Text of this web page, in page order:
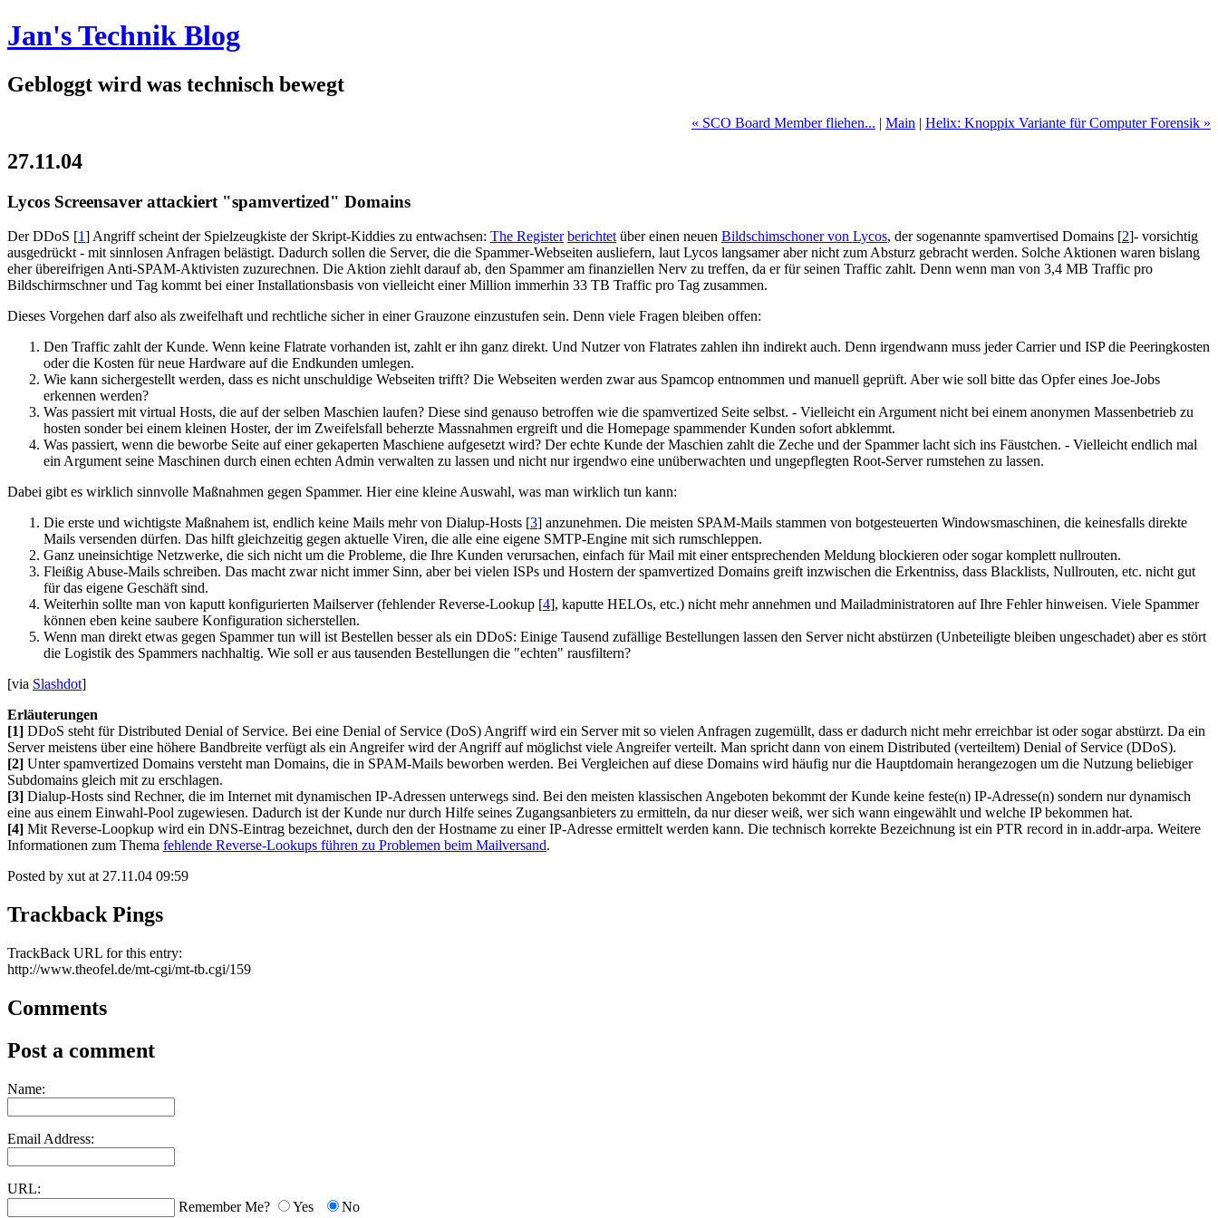
Jan's Technik Blog
Gebloggt wird was technisch bewegt
« SCO Board Member fliehen... | Main | Helix: Knoppix Variante für Computer Forensik »
27.11.04
Lycos Screensaver attackiert "spamvertized" Domains
Der DDoS [1] Angriff scheint der Spielzeugkiste der Skript-Kiddies zu entwachsen: The Register berichtet über einen neuen Bildschimschoner von Lycos, der sogenannte spamvertised Domains [2]- vorsichtig
ausgedrückt - mit sinnlosen Anfragen belästigt. Dadurch sollen die Server, die die Spammer-Webseiten ausliefern, laut Lycos langsamer aber nicht zum Absturz gebracht werden. Solche Aktionen waren bislang
eher übereifrigen Anti-SPAM-Aktivisten zuzurechnen. Die Aktion ziehlt darauf ab, den Spammer am finanziellen Nerv zu treffen, da er für seinen Traffic zahlt. Denn wenn man von 3,4 MB Traffic pro
Bildschirmschner und Tag kommt bei einer Installationsbasis von vielleicht einer Million immerhin 33 TB Traffic pro Tag zusammen.
Dieses Vorgehen darf also als zweifelhaft und rechtliche sicher in einer Grauzone einzustufen sein. Denn viele Fragen bleiben offen:
Den Traffic zahlt der Kunde. Wenn keine Flatrate vorhanden ist, zahlt er ihn ganz direkt. Und Nutzer von Flatrates zahlen ihn indirekt auch. Denn irgendwann muss jeder Carrier und ISP die Peeringkosten
oder die Kosten für neue Hardware auf die Endkunden umlegen.
Wie kann sichergestellt werden, dass es nicht unschuldige Webseiten trifft? Die Webseiten werden zwar aus Spamcop entnommen und manuell geprüft. Aber wie soll bitte das Opfer eines Joe-Jobs
erkennen werden?
Was passiert mit virtual Hosts, die auf der selben Maschien laufen? Diese sind genauso betroffen wie die spamvertized Seite selbst. - Vielleicht ein Argument nicht bei einem anonymen Massenbetrieb zu
hosten sonder bei einem kleinen Hoster, der im Zweifelsfall beherzte Massnahmen ergreift und die Homepage spammender Kunden sofort abklemmt.
Was passiert, wenn die beworbe Seite auf einer gekaperten Maschiene aufgesetzt wird? Der echte Kunde der Maschien zahlt die Zeche und der Spammer lacht sich ins Fäustchen. - Vielleicht endlich mal
ein Argument seine Maschinen durch einen echten Admin verwalten zu lassen und nicht nur irgendwo eine unüberwachten und ungepflegten Root-Server rumstehen zu lassen.
Dabei gibt es wirklich sinnvolle Maßnahmen gegen Spammer. Hier eine kleine Auswahl, was man wirklich tun kann:
Die erste und wichtigste Maßnahem ist, endlich keine Mails mehr von Dialup-Hosts [3] anzunehmen. Die meisten SPAM-Mails stammen von botgesteuerten Windowsmaschinen, die keinesfalls direkte
Mails versenden dürfen. Das hilft gleichzeitig gegen aktuelle Viren, die alle eine eigene SMTP-Engine mit sich rumschleppen.
Ganz uneinsichtige Netzwerke, die sich nicht um die Probleme, die Ihre Kunden verursachen, einfach für Mail mit einer entsprechenden Meldung blockieren oder sogar komplett nullrouten.
Fleißig Abuse-Mails schreiben. Das macht zwar nicht immer Sinn, aber bei vielen ISPs und Hostern der spamvertized Domains greift inzwischen die Erkentniss, dass Blacklists, Nullrouten, etc. nicht gut
für das eigene Geschäft sind.
Weiterhin sollte man von kaputt konfigurierten Mailserver (fehlender Reverse-Lookup [4], kaputte HELOs, etc.) nicht mehr annehmen und Mailadministratoren auf Ihre Fehler hinweisen. Viele Spammer
können eben keine saubere Konfiguration sicherstellen.
Wenn man direkt etwas gegen Spammer tun will ist Bestellen besser als ein DDoS: Einige Tausend zufällige Bestellungen lassen den Server nicht abstürzen (Unbeteiligte bleiben ungeschadet) aber es stört
die Logistik des Spammers nachhaltig. Wie soll er aus tausenden Bestellungen die "echten" rausfiltern?
[via Slashdot]
Erläuterungen
[1] DDoS steht für Distributed Denial of Service. Bei eine Denial of Service (DoS) Angriff wird ein Server mit so vielen Anfragen zugemüllt, dass er dadurch nicht mehr erreichbar ist oder sogar abstürzt. Da ein
Server meistens über eine höhere Bandbreite verfügt als ein Angreifer wird der Angriff auf möglichst viele Angreifer verteilt. Man spricht dann von einem Distributed (verteiltem) Denial of Service (DDoS).
[2] Unter spamvertized Domains versteht man Domains, die in SPAM-Mails beworben werden. Bei Vergleichen auf diese Domains wird häufig nur die Hauptdomain herangezogen um die Nutzung beliebiger
Subdomains gleich mit zu erschlagen.
[3] Dialup-Hosts sind Rechner, die im Internet mit dynamischen IP-Adressen unterwegs sind. Bei den meisten klassischen Angeboten bekommt der Kunde keine feste(n) IP-Adresse(n) sondern nur dynamisch
eine aus einem Einwahl-Pool zugewiesen. Dadurch ist der Kunde nur durch Hilfe seines Zugangsanbieters zu ermitteln, da nur dieser weiß, wer sich wann eingewählt und welche IP bekommen hat.
[4] Mit Reverse-Loopkup wird ein DNS-Eintrag bezeichnet, durch den der Hostname zu einer IP-Adresse ermittelt werden kann. Die technisch korrekte Bezeichnung ist ein PTR record in in.addr-arpa. Weitere
Informationen zum Thema fehlende Reverse-Lookups führen zu Problemen beim Mailversand.
Posted by xut at 27.11.04 09:59
Trackback Pings
TrackBack URL for this entry:
http://www.theofel.de/mt-cgi/mt-tb.cgi/159
Comments
Post a comment
Name:
Email Address:
URL:
Remember Me?
Yes No